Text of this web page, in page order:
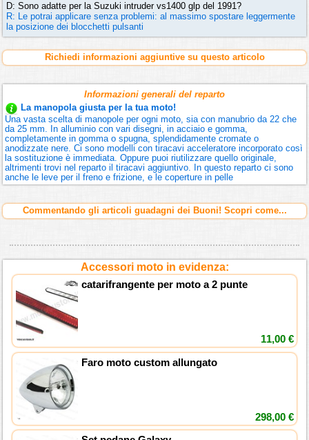
D: Sono adatte per la Suzuki intruder vs1400 glp del 1991?
R: Le potrai applicare senza problemi: al massimo spostare leggermente
la posizione dei blocchetti pulsanti
Richiedi informazioni aggiuntive su questo articolo
Informazioni generali del reparto
La manopola giusta per la tua moto!
Una vasta scelta di manopole per ogni moto, sia con manubrio da 22 che
da 25 mm. In alluminio con vari disegni, in acciaio e gomma,
completamente in gomma o spugna, splendidamente cromate o
anodizzate nere. Ci sono modelli con tiracavi acceleratore incorporato così
la sostituzione è immediata. Oppure puoi riutilizzare quello originale,
altrimenti trovi nel reparto il tiracavi aggiuntivo. In questo reparto ci sono
anche le leve per il freno e frizione, e le coperture in pelle
Commentando gli articoli guadagni dei Buoni! Scopri come...
Accessori moto in evidenza:
catarifrangente per moto a 2 punte
11,00 €
Faro moto custom allungato
298,00 €